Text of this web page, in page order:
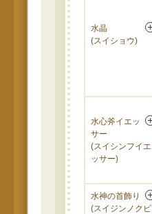
水晶
(スイショウ)
水心斧イエッ
サー
(スイシンフイエ
ッサー)
水神の首飾り
(スイジンノクビ